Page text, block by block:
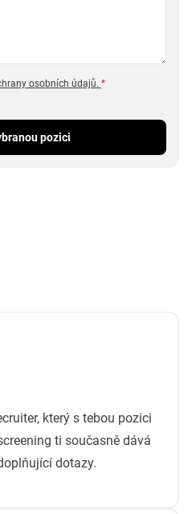
osobních údajů. *
pozici
který s tebou pozici
ti současně dává
dotazy.